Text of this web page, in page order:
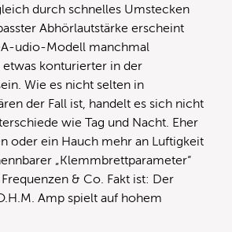
durch schnelles Umstecken
Abhörlautstärke erscheint
udio-Modell manchmal
konturierter in der
Wie es nicht selten in
der Fall ist, handelt es sich nicht
wie Tag und Nacht. Eher
oder ein Hauch mehr an Luftigkeit
„Klemmbrettparameter“
& Co. Fakt ist: Der
Amp spielt auf hohem